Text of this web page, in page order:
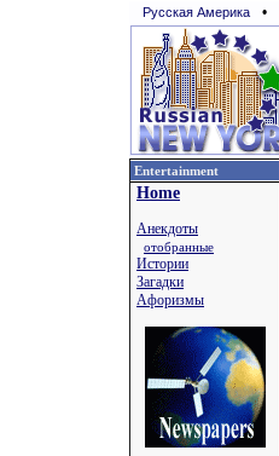
Русская Америка •
Entertainment
Home
Анекдоты
отобранные
Истории
Загадки
Афоризмы